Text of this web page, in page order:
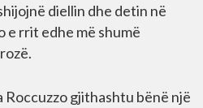
diellin dhe detin në
e rrit edhe më shumë
gjithashtu bënë një